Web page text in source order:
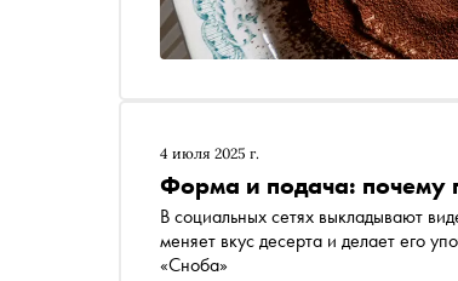
4 июля 2025 г.
Форма и подача: почему
В социальных сетях выкладывают
меняет вкус десерта и делает его
«Сноба»